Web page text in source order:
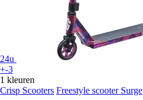
24u
+-3
1 kleuren
Crisp Scooters Freestyle scooter Surge